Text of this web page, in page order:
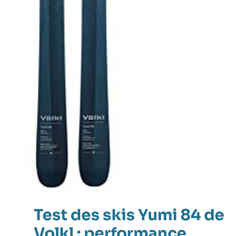
Test des skis Yumi 84 de